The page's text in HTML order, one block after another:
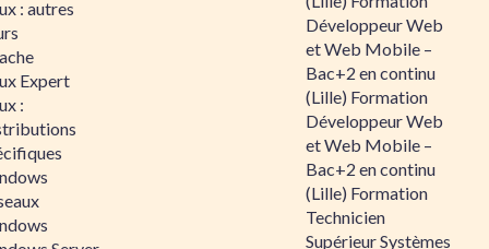
: autres
Expert
:
Développeur Web
et Web Mobile –
Bac+2 en continu
(Lille) Formation
Développeur Web
et Web Mobile –
Bac+2 en continu
(Lille) Formation
Technicien
Supérieur Systèmes